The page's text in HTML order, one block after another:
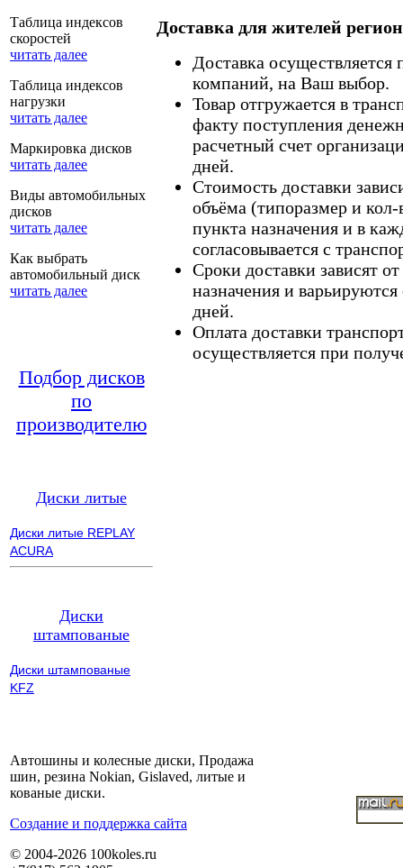
Таблица индексов
скоростей
читать далее
Таблица индексов
нагрузки
читать далее
Маркировка дисков
читать далее
Виды автомобильных
дисков
читать далее
Как выбрать
автомобильный диск
читать далее
Подбор дисков
по
производителю
Диски литые
Диски литые REPLAY
ACURA
Диски
штампованые
Диски штампованые
KFZ
Доставка для жителей
Доставка
компаний, на Ваш выбор.
Товар отгружается в
факту поступления
расчетный счет
дней.
Стоимость доставки
объёма (типоразмер и кол-
пункта назначения и в
согласовывается с
Сроки доставки зависят
назначения и
дней.
Оплата доставки
осуществляется при
Автошины и колесные диски, Продажа
шин, резина Nokian, Gislaved, литые и
кованые диски.
Cоздание и поддержка сайта
© 2004-2026 100koles.ru